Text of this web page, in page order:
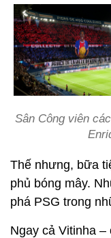
Sân Công viên
Thế nhưng, bữa
phủ bóng mây.
phá PSG trong
Ngay cả Vitinha –